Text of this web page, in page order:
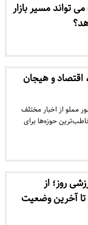
تواند مسیر بازار
اقتصاد و هیجان
مملو از اخبار مختلف
حوزه‌ها برای
روز؛ از
آخرین وضعیت